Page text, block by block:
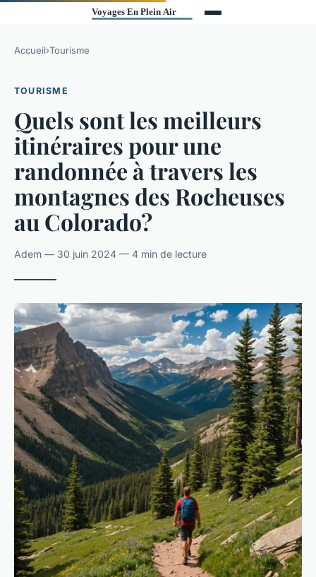
Accueil›Tourisme
TOURISME
Quels sont les meilleurs
itinéraires pour une
randonnée à travers les
montagnes des Rocheuses
au Colorado?
Adem — 30 juin 2024 — 4 min de lecture